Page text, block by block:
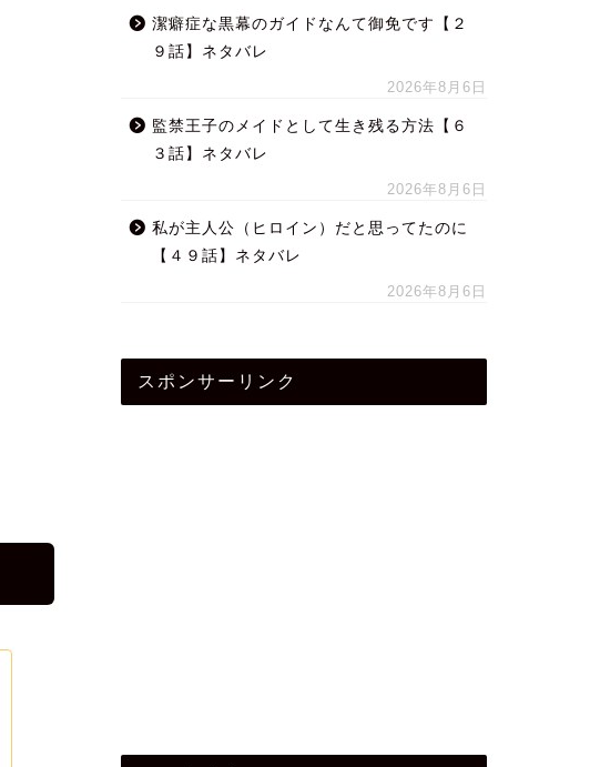
潔癖症な黒幕のガイドなんて御免です【２
９話】ネタバレ
2026年8月6日
監禁王子のメイドとして生き残る方法【６
３話】ネタバレ
2026年8月6日
私が主人公（ヒロイン）だと思ってたのに
【４９話】ネタバレ
2026年8月6日
スポンサーリンク